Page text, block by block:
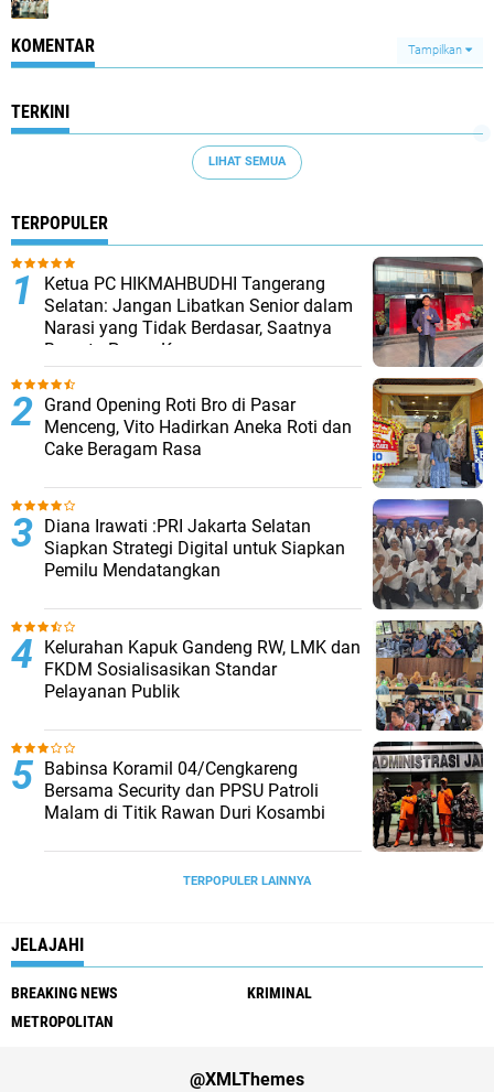
KOMENTAR Tampilkan
TERKINI
LIHAT SEMUA
TERPOPULER
Ketua PC HIKMAHBUDHI Tangerang
Selatan: Jangan Libatkan Senior dalam
Narasi yang Tidak Berdasar, Saatnya
Bersatu Pasca Kongres
Grand Opening Roti Bro di Pasar
Menceng, Vito Hadirkan Aneka Roti dan
Cake Beragam Rasa
Diana Irawati :PRI Jakarta Selatan
Siapkan Strategi Digital untuk Siapkan
Pemilu Mendatangkan
Kelurahan Kapuk Gandeng RW, LMK dan
FKDM Sosialisasikan Standar
Pelayanan Publik
Babinsa Koramil 04/Cengkareng
Bersama Security dan PPSU Patroli
Malam di Titik Rawan Duri Kosambi
TERPOPULER LAINNYA
JELAJAHI
BREAKING NEWS
KRIMINAL
METROPOLITAN
@XMLThemes